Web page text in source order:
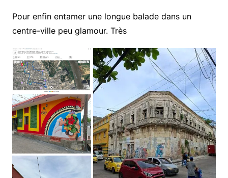
Pour enfin entamer une longue balade dans un
centre-ville peu glamour. Très